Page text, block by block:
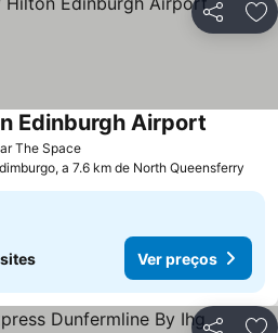
Partilhar
The SpaceVer preços
Edinburgh Airport
a 7.6 km de North Queensferry
sites Ver preços